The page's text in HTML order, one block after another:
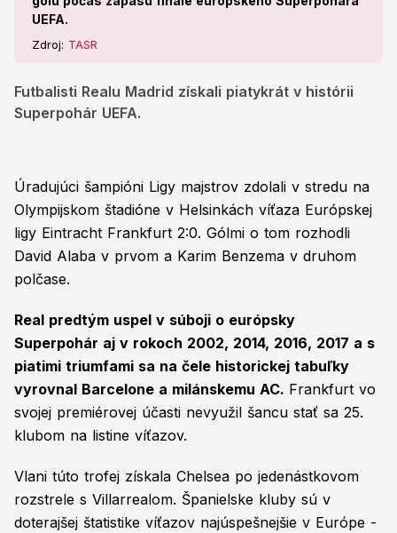
UEFA.
Zdroj: TASR
Futbalisti Realu Madrid získali piatykrát v histórii
Superpohár UEFA.
Úradujúci šampióni Ligy majstrov zdolali v stredu na
Olympijskom štadióne v Helsinkách víťaza Európskej
ligy Eintracht Frankfurt 2:0. Gólmi o tom rozhodli
David Alaba v prvom a Karim Benzema v druhom
polčase.
Real predtým uspel v súboji o európsky
Superpohár aj v rokoch 2002, 2014, 2016, 2017 a s
piatimi triumfami sa na čele historickej tabuľky
vyrovnal Barcelone a milánskemu AC. Frankfurt vo
svojej premiérovej účasti nevyužil šancu stať sa 25.
klubom na listine víťazov.
Vlani túto trofej získala Chelsea po jedenástkovom
rozstrele s Villarrealom. Španielske kluby sú v
doterajšej štatistike víťazov najúspešnejšie v Európe -